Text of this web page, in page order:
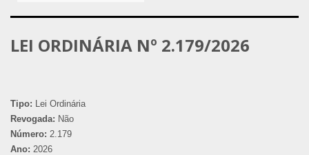
LEI ORDINÁRIA Nº 2.179/2026
Tipo: Lei Ordinária
Revogada: Não
Número: 2.179
Ano: 2026